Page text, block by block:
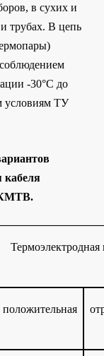
в сухих и
трубах. В цепь
-30°С до
условиям ТУ
кабеля
КМТВ.
Термоэлектродная
положительная